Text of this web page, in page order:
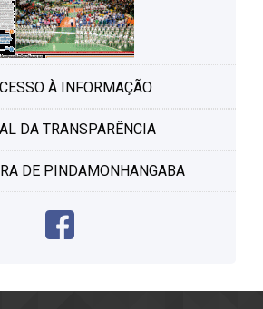
À INFORMAÇÃO
DA TRANSPARÊNCIA
DE PINDAMONHANGABA